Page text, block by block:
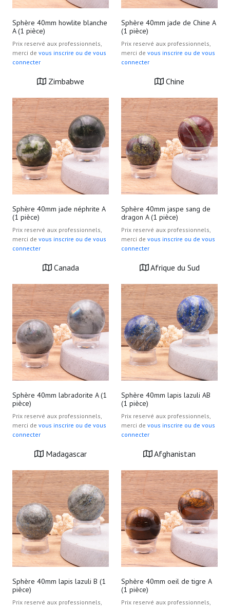
Sphère 40mm howlite blanche
A (1 pièce)
Prix reservé aux professionnels,
merci de vous inscrire ou de vous
connecter
Zimbabwe
Sphère 40mm jade de Chine A
(1 pièce)
Prix reservé aux professionnels,
merci de vous inscrire ou de vous
connecter
Chine
Sphère 40mm jade néphrite A
(1 pièce)
Prix reservé aux professionnels,
merci de vous inscrire ou de vous
connecter
Canada
Sphère 40mm jaspe sang de
dragon A (1 pièce)
Prix reservé aux professionnels,
merci de vous inscrire ou de vous
connecter
Afrique du Sud
Sphère 40mm labradorite A (1
pièce)
Prix reservé aux professionnels,
merci de vous inscrire ou de vous
connecter
Madagascar
Sphère 40mm lapis lazuli AB
(1 pièce)
Prix reservé aux professionnels,
merci de vous inscrire ou de vous
connecter
Afghanistan
Sphère 40mm lapis lazuli B (1
pièce)
Prix reservé aux professionnels,
Sphère 40mm oeil de tigre A
(1 pièce)
Prix reservé aux professionnels,